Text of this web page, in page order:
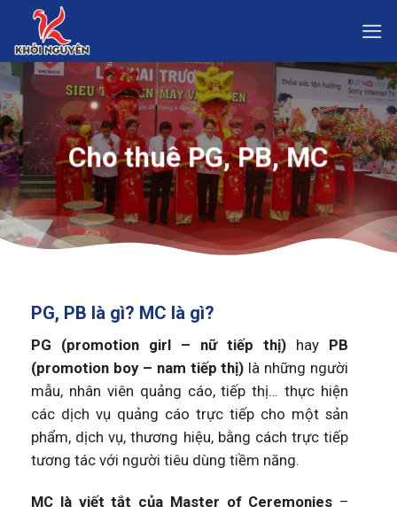
content
Cho thuê PG, PB, MC
PG, PB là gì? MC là gì?
PG (promotion girl – nữ tiếp thị) hay PB
(promotion boy – nam tiếp thị) là những người
mẫu, nhân viên quảng cáo, tiếp thị… thực hiện
các dịch vụ quảng cáo trực tiếp cho một sản
phẩm, dịch vụ, thương hiệu, bằng cách trực tiếp
tương tác với người tiêu dùng tiềm năng.
MC là viết tắt của Master of Ceremonies –